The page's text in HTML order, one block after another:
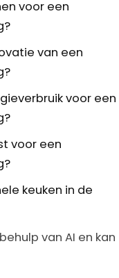
voor een
van een
voor een
voor een
keuken in de
van AI en kan